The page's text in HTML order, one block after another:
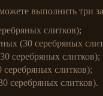
выполнить три
слитков);
(30 серебряных
серебряных слитков);
серебряных слитков);
серебряных слитков).